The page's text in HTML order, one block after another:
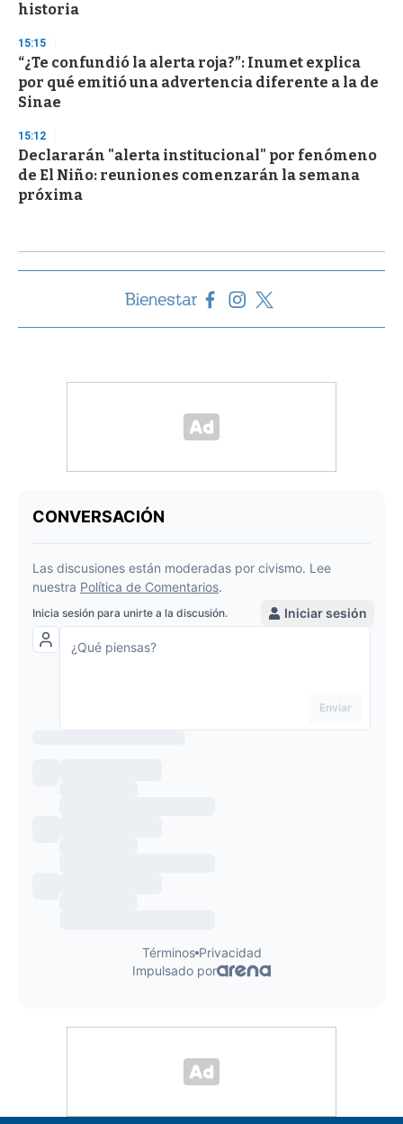
historia
15:15
“¿Te confundió la alerta roja?”: Inumet explica
por qué emitió una advertencia diferente a la de
Sinae
15:12
Declararán "alerta institucional" por fenómeno
de El Niño: reuniones comenzarán la semana
próxima